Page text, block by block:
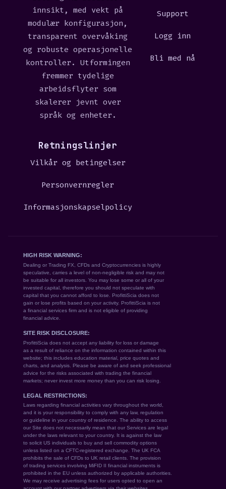
innsikt, med vekt på
modulær konfigurasjon,
transparent overvåking
og robuste operasjonelle
kontroller. Utformingen
fremmer tydelige
arbeidsflyter som
skalerer jevnt over
språk og enheter.
Support
Logg inn
Bli med nå
Retningslinjer
Vilkår og betingelser
Personvernregler
Informasjonskapselpolicy